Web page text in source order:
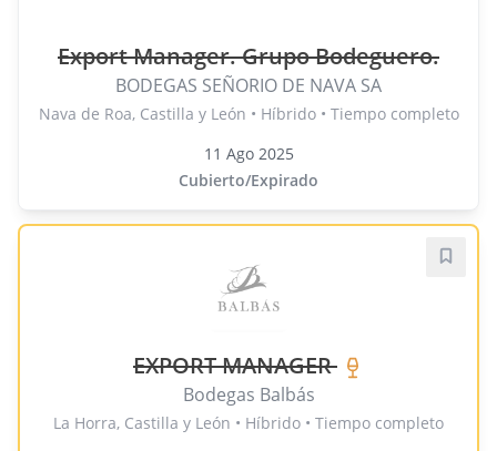
Export Manager. Grupo Bodeguero.
BODEGAS SEÑORIO DE NAVA SA
Nava de Roa, Castilla y León • Híbrido • Tiempo completo
11 Ago 2025
Cubierto/Expirado
EXPORT MANAGER
Bodegas Balbás
La Horra, Castilla y León • Híbrido • Tiempo completo